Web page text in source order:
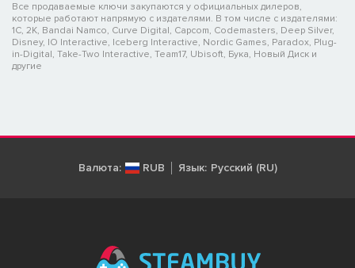
Все продаваемые ключи закупаются у официальных дилеров,
которые работают напрямую с издателями. В том числе с издателями:
1C, 2K, Bandai Namco, Curve Digital, Capcom, Codemasters, Deep Silver,
Disney, IO Interactive, Iceberg Interactive, Nordic Games, Paradox, Plug-
in-Digital, Take-Two Interactive, Team17, Ubisoft, Бука, Новый Диск и
другие
Валюта: RUB Язык: Русский (RU)